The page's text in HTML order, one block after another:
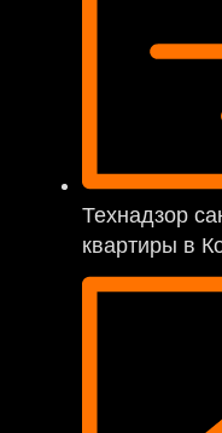
Технадзор
квартиры в